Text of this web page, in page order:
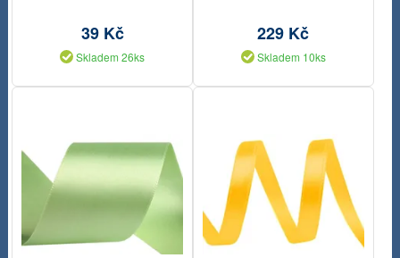
39 Kč
Skladem 26ks
229 Kč
Skladem 10ks